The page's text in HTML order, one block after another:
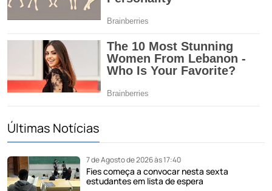
Últimas Notícias
7 de Agosto de 2026 às 17:40
Fies começa a convocar nesta sexta
estudantes em lista de espera